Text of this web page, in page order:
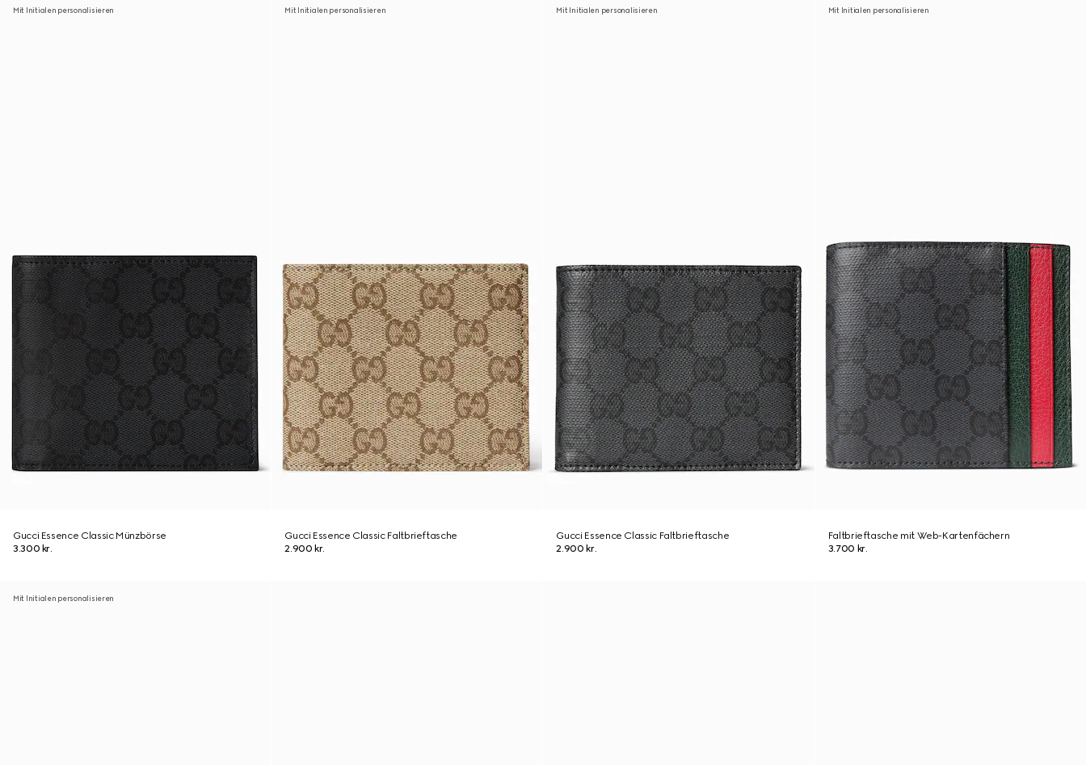
Mit Initialen personalisieren
Gucci Essence Classic Münzbörse
3.300 kr.
Mit Initialen personalisieren
Gucci Essence Classic Faltbrieftasche
2.900 kr.
Mit Initialen personalisieren
Gucci Essence Classic Faltbrieftasche
2.900 kr.
Mit Initialen personalisieren
Faltbrieftasche mit Web-Kartenfächern
3.700 kr.
Mit Initialen personalisieren